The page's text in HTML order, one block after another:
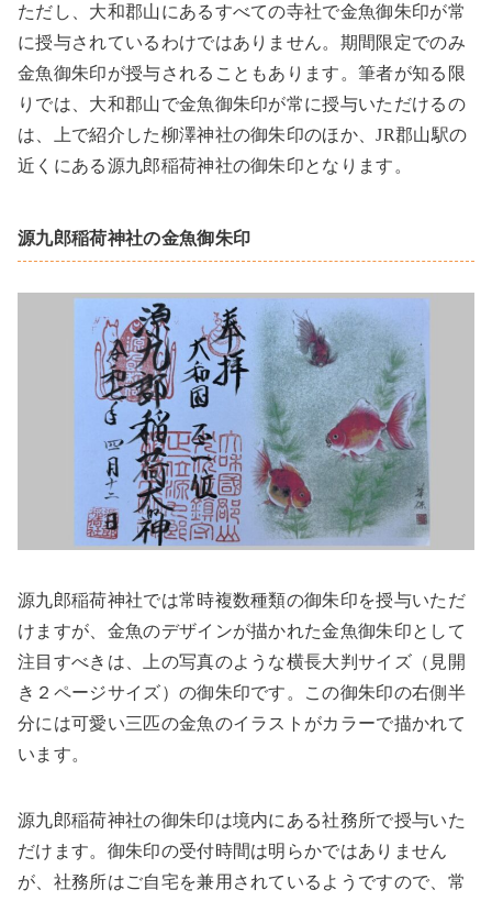
ただし、大和郡山にあるすべての寺社で金魚御朱印が常
に授与されているわけではありません。期間限定でのみ
金魚御朱印が授与されることもあります。筆者が知る限
りでは、大和郡山で金魚御朱印が常に授与いただけるの
は、上で紹介した柳澤神社の御朱印のほか、JR郡山駅の
近くにある源九郎稲荷神社の御朱印となります。
源九郎稲荷神社の金魚御朱印
源九郎稲荷神社では常時複数種類の御朱印を授与いただ
けますが、金魚のデザインが描かれた金魚御朱印として
注目すべきは、上の写真のような横長大判サイズ（見開
き２ページサイズ）の御朱印です。この御朱印の右側半
分には可愛い三匹の金魚のイラストがカラーで描かれて
います。
源九郎稲荷神社の御朱印は境内にある社務所で授与いた
だけます。御朱印の受付時間は明らかではありません
が、社務所はご自宅を兼用されているようですので、常